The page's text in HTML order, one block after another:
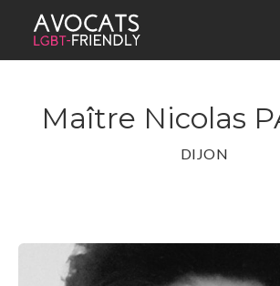
Maître Nicolas
DIJON